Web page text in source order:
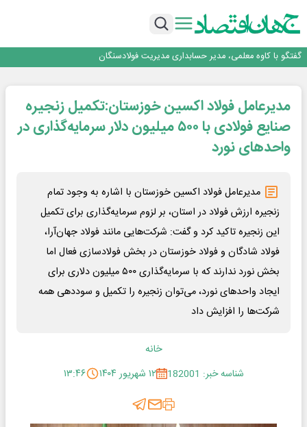
فولاد مبارکه اصفهان
تجدیدپذیر با حضور استاندار اصفهان
گفتگو با کاوه معلمی، مدیر حسابداری مدیریت فولادسنگان
راهی که فولاد مبارکه پس از جنگ در پیش گرفت
فولاد مبارکه اصفهان
افتتاح بزرگ‌ترین و مجهزترین آموزشگاه فنی وحرفه ای آزاد تخصصی انرژی‌های نو و
تجدیدپذیر با حضور استاندار اصفهان
مدیرعامل فولاد اکسین خوزستان:تکمیل زنجیره
صنایع فولادی با ۵۰۰ میلیون دلار سرمایه‌گذاری در
واحدهای نورد
مدیرعامل فولاد اکسین خوزستان با اشاره به وجود تمام
زنجیره ارزش فولاد در استان، بر لزوم سرمایه‌گذاری برای تکمیل
این زنجیره تاکید کرد و گفت: شرکت‌هایی مانند فولاد جهان‌آرا،
فولاد شادگان و فولاد خوزستان در بخش فولادسازی فعال اما
بخش نورد ندارند که با سرمایه‌گذاری ۵۰۰ میلیون دلاری برای
ایجاد واحدهای نورد، می‌توان زنجیره را تکمیل و سوددهی همه
شرکت‌ها را افزایش داد
خانه
شناسه خبر: 182001
۱۲ شهریور ۱۴۰۴ ۱۳:۴۶